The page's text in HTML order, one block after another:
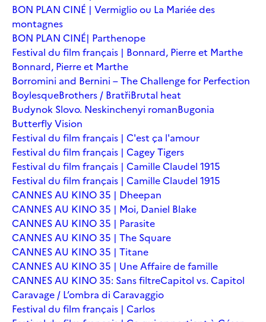
BON PLAN CINÉ | Vermiglio ou La Mariée des
montagnes
BON PLAN CINÉ| Parthenope
Festival du film français | Bonnard, Pierre et Marthe
Bonnard, Pierre et Marthe
Borromini and Bernini – The Challenge for Perfection
BoylesqueBrothers / BratřiBrutal heat
Budynok Slovo. Neskinchenyi romanBugonia
Butterfly Vision
Festival du film français | C'est ça l'amour
Festival du film français | Cagey Tigers
Festival du film français | Camille Claudel 1915
Festival du film français | Camille Claudel 1915
CANNES AU KINO 35 | Dheepan
CANNES AU KINO 35 | Moi, Daniel Blake
CANNES AU KINO 35 | Parasite
CANNES AU KINO 35 | The Square
CANNES AU KINO 35 | Titane
CANNES AU KINO 35 | Une Affaire de famille
CANNES AU KINO 35: Sans filtreCapitol vs. Capitol
Caravage / L’ombra di Caravaggio
Festival du film français | Carlos